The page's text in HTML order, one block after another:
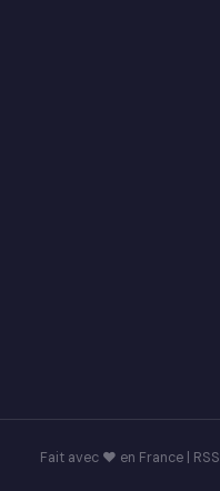
Fait avec ♥ en France | RSS